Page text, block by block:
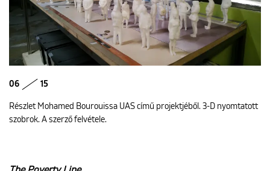
06 15
Részlet Mohamed Bourouissa UAS című projektjéből. 3-D nyomtatott
szobrok. A szerző felvétele.